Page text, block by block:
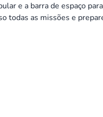
e a barra de espaço para
todas as missões e